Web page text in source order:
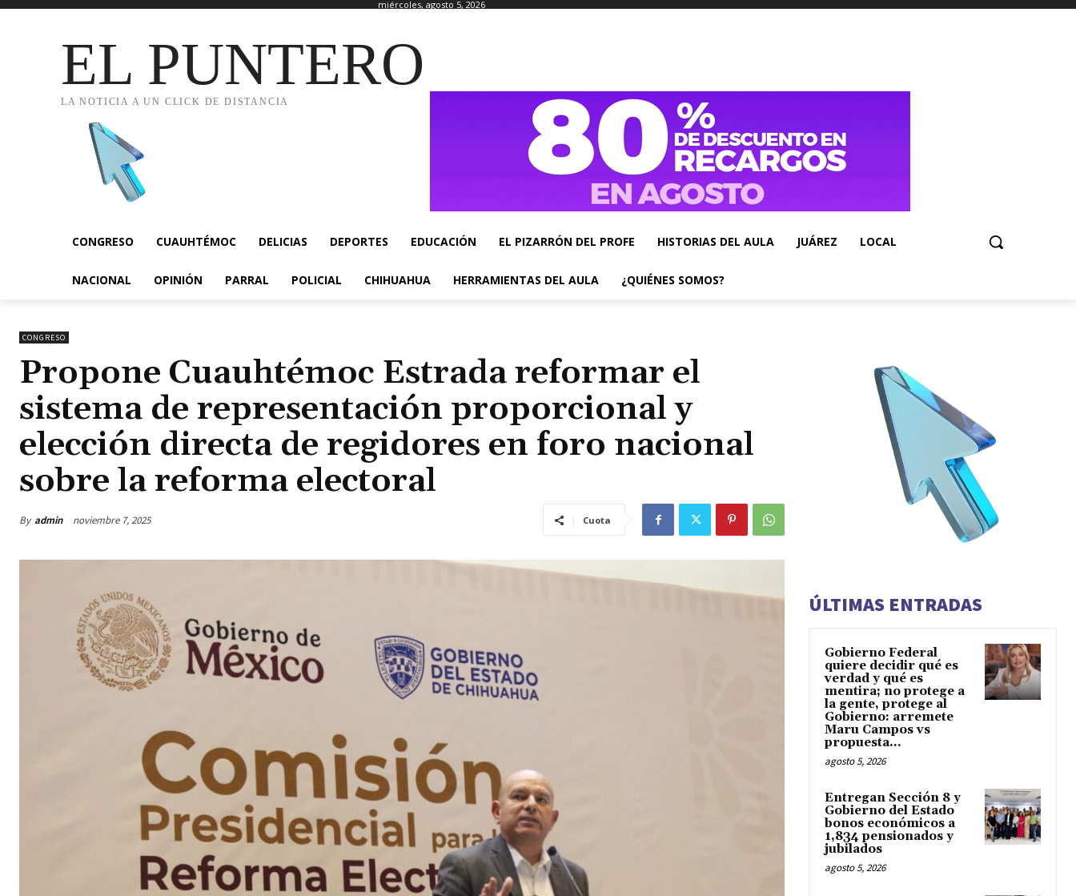
miércoles, agosto 5, 2026
EL PUNTERO
LA NOTICIA A UN CLICK DE DISTANCIA
CONGRESO CUAUHTÉMOC DELICIAS DEPORTES EDUCACIÓN EL PIZARRÓN DEL PROFE HISTORIAS DEL AULA JUÁREZ LOCAL
NACIONAL OPINIÓN PARRAL POLICIAL CHIHUAHUA HERRAMIENTAS DEL AULA ¿QUIÉNES SOMOS?
CONGRESO
Propone Cuauhtémoc Estrada reformar el
sistema de representación proporcional y
elección directa de regidores en foro nacional
sobre la reforma electoral
By admin noviembre 7, 2025 Cuota
ÚLTIMAS ENTRADAS
Gobierno Federal
quiere decidir qué es
verdad y qué es
mentira; no protege a
la gente, protege al
Gobierno: arremete
Maru Campos vs
propuesta...
agosto 5, 2026
Entregan Sección 8 y
Gobierno del Estado
bonos económicos a
1,834 pensionados y
jubilados
agosto 5, 2026